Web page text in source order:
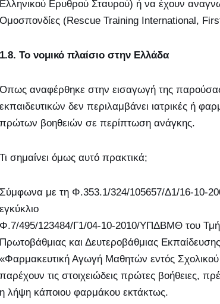
Ελληνικού Ερυθρού Σταυρού) ή να έχουν
Ομοσπονδίες (Rescue Training International,
1.8. Το νομικό πλαίσιο στην Ελλάδα
Όπως αναφέρθηκε στην εισαγωγή της
εκπαιδευτικών δεν περιλαμβάνει ιατρικές ή
πρώτων βοηθειών σε περίπτωση ανάγκης.
Τι σημαίνει όμως αυτό πρακτικά;
Σύμφωνα με τη Φ.353.1/324/105657/Δ1/16-10-
εγκύκλιο
Φ.7/495/123484/Γ1/04-10-2010/ΥΠΔΒΜΘ του
Πρωτοβάθμιας και Δευτεροβάθμιας
«Φαρμακευτική Αγωγή Μαθητών εντός Σχολικού
παρέχουν τις στοιχειώδεις πρώτες βοήθειες,
η λήψη κάποιου φαρμάκου εκτάκτως.